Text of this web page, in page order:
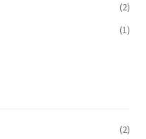
(2)
(1)
(2)